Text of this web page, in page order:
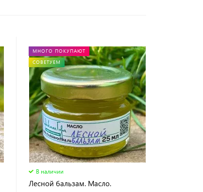
МНОГО ПОКУПАЮТ
СОВЕТУЕМ
В наличии
Лесной бальзам. Масло.